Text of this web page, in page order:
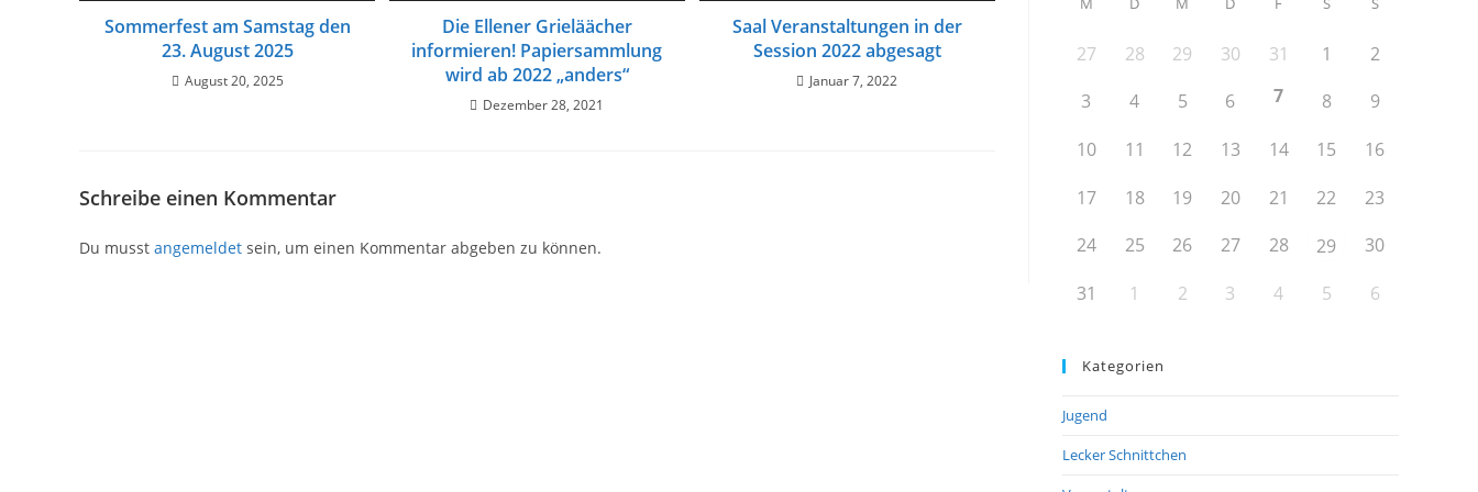
Sommerfest am Samstag den
23. August 2025
August 20, 2025
Die Ellener Grieläächer
informieren! Papiersammlung
wird ab 2022 „anders“
Dezember 28, 2021
Saal Veranstaltungen in der
Session 2022 abgesagt
Januar 7, 2022
Schreibe einen Kommentar
Du musst angemeldet sein, um einen Kommentar abgeben zu können.
27 28 29 30 31 1
2
3
4 5 6 7 8
9
10
11 12 13 14 15
16
17
18 19 20 21 22
23
24
25 26 27 28 29
30
31
1 2 3 4 5 6
Kategorien
Jugend
Lecker Schnittchen